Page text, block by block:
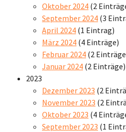
Oktober 2024 (2
September 2024 (3
April 2024 (1 Eintrag)
März 2024 (4 Einträge)
Februar 2024 (2
Januar 2024 (2 Einträge)
2023
Dezember 2023 (2
November 2023 (2
Oktober 2023 (4
September 2023 (1